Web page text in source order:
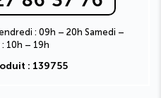
: 09h – 20h Samedi –
10h – 19h
: 139755